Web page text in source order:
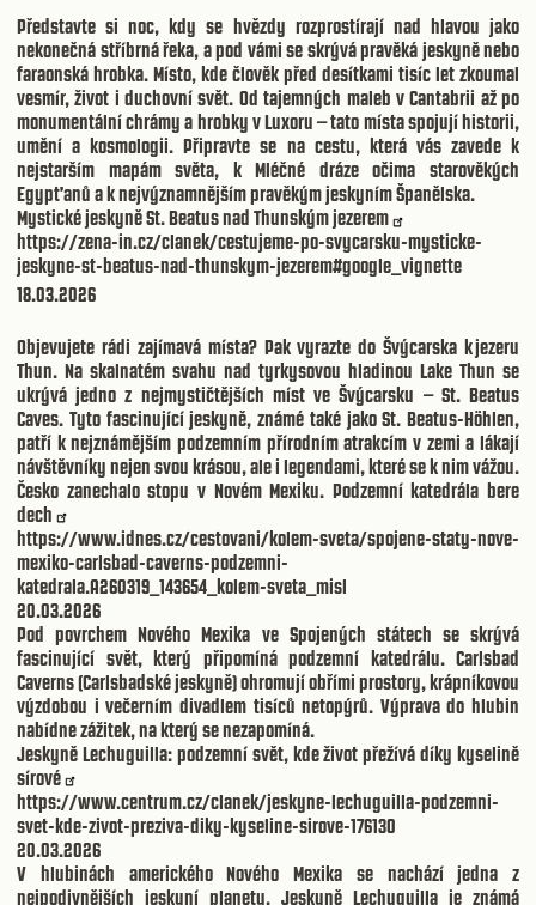
Představte si noc, kdy se hvězdy rozprostírají nad hlavou jako
nekonečná stříbrná řeka, a pod vámi se skrývá pravěká jeskyně nebo
faraonská hrobka. Místo, kde člověk před desítkami tisíc let zkoumal
vesmír, život i duchovní svět. Od tajemných maleb v Cantabrii až po
monumentální chrámy a hrobky v Luxoru – tato místa spojují historii,
umění a kosmologii. Připravte se na cestu, která vás zavede k
nejstarším mapám světa, k Mléčné dráze očima starověkých
Egypťanů a k nejvýznamnějším pravěkým jeskyním Španělska.
Mystické jeskyně St. Beatus nad Thunským jezerem
https://zena-in.cz/clanek/cestujeme-po-svycarsku-mysticke-
jeskyne-st-beatus-nad-thunskym-jezerem#google_vignette
18.03.2026
Objevujete rádi zajímavá místa? Pak vyrazte do Švýcarska k jezeru
Thun. Na skalnatém svahu nad tyrkysovou hladinou Lake Thun se
ukrývá jedno z nejmystičtějších míst ve Švýcarsku – St. Beatus
Caves. Tyto fascinující jeskyně, známé také jako St. Beatus-Höhlen,
patří k nejznámějším podzemním přírodním atrakcím v zemi a lákají
návštěvníky nejen svou krásou, ale i legendami, které se k nim vážou.
Česko zanechalo stopu v Novém Mexiku. Podzemní katedrála bere
dech
https://www.idnes.cz/cestovani/kolem-sveta/spojene-staty-nove-
mexiko-carlsbad-caverns-podzemni-
katedrala.A260319_143654_kolem-sveta_misl
20.03.2026
Pod povrchem Nového Mexika ve Spojených státech se skrývá
fascinující svět, který připomíná podzemní katedrálu. Carlsbad
Caverns (Carlsbadské jeskyně) ohromují obřími prostory, krápníkovou
výzdobou i večerním divadlem tisíců netopýrů. Výprava do hlubin
nabídne zážitek, na který se nezapomíná.
Jeskyně Lechuguilla: podzemní svět, kde život přežívá díky kyselině
sírové
https://www.centrum.cz/clanek/jeskyne-lechuguilla-podzemni-
svet-kde-zivot-preziva-diky-kyseline-sirove-176130
20.03.2026
V hlubinách amerického Nového Mexika se nachází jedna z
nejpodivnějších jeskyní planety. Jeskyně Lechuguilla je známá